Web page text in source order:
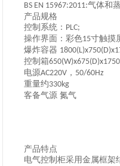
BS EN 15967:2011:气体和
产品规格
控制系统： PLC;
操作界面：彩色15寸触摸
爆炸容器
控制箱
电源AC220V ， 50/60Hz
重量约330kg
客备气源 氮气
产品特点
电气控制柜采用金属框架